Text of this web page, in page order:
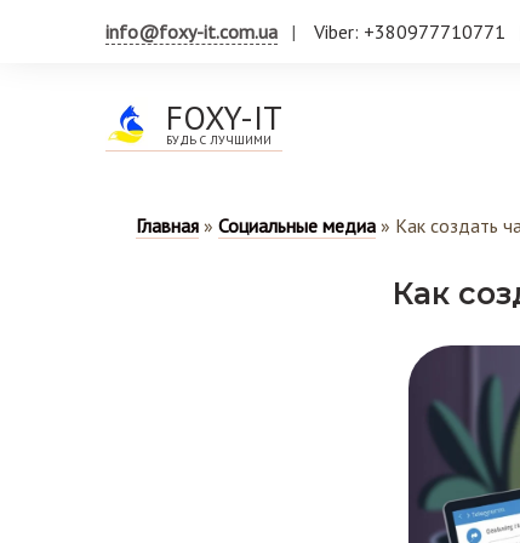
info@foxy-it.com.ua Viber: +380977710771
FOXY-IT
БУДЬ С ЛУЧШИМИ
Главная » Социальные медиа » Как создать
Как